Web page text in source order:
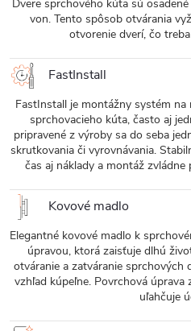
Dvere sprchového kúta sú
von. Tento spôsob otvárania
otvorenie dverí, čo
FastInstall
FastInstall je montážny systém
sprchovacieho kúta, často aj
pripravené z výroby sa do seba
skrutkovania či vyrovnávania.
čas aj náklady a montáž
Kovové madlo
Elegantné kovové madlo k
úpravou, ktorá zaisťuje dlhú
otváranie a zatváranie sprchových
vzhľad kúpeľne. Povrchová
uľahčuje